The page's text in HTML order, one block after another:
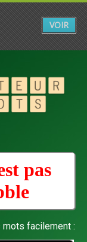
pas
facilement :
VOIR